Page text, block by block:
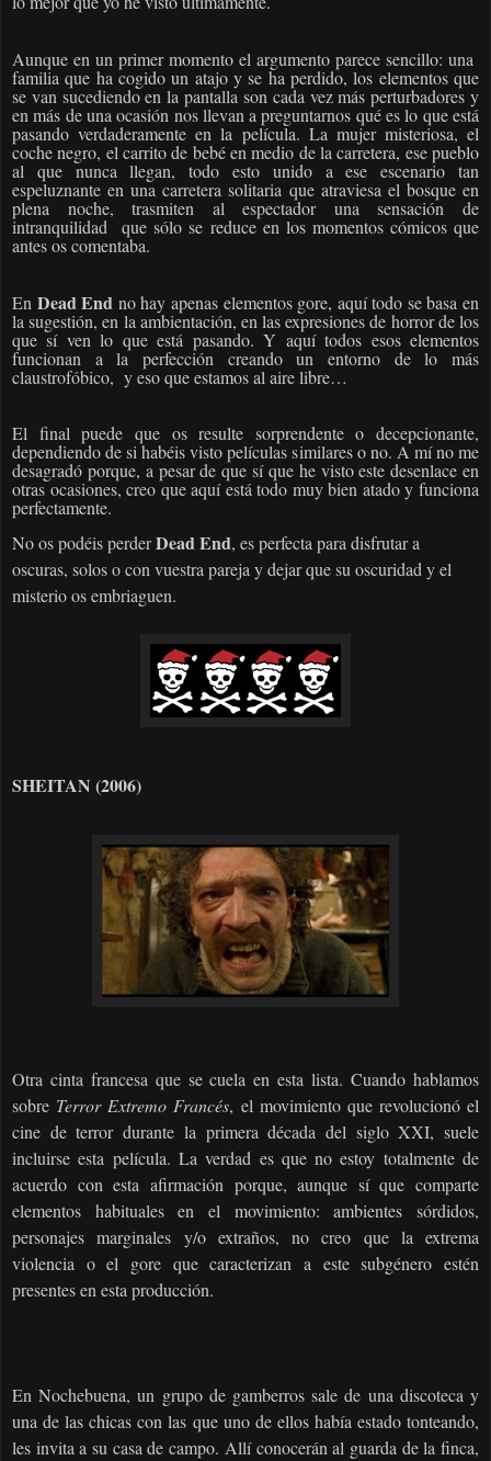
Aunque en un primer momento el argumento parece sencillo: una
familia que ha cogido un atajo y se ha perdido, los elementos que
se van sucediendo en la pantalla son cada vez más perturbadores y
en más de una ocasión nos llevan a preguntarnos qué es lo que está
pasando verdaderamente en la película. La mujer misteriosa, el
coche negro, el carrito de bebé en medio de la carretera, ese pueblo
al que nunca llegan, todo esto unido a ese escenario tan
espeluznante en una carretera solitaria que atraviesa el bosque en
plena noche, trasmiten al espectador una sensación de
intranquilidad
que sólo se reduce en los momentos cómicos que
antes os comentaba.
En Dead End no hay apenas elementos gore, aquí todo se basa en
la sugestión, en la ambientación, en las expresiones de horror de los
que sí ven lo que está pasando. Y aquí todos esos elementos
funcionan a la perfección creando un entorno de lo más
claustrofóbico, y eso que estamos al aire libre…
El final puede que os resulte sorprendente o decepcionante,
dependiendo de si habéis visto películas similares o no. A mí no me
desagradó porque, a pesar de que sí que he visto este desenlace en
otras ocasiones, creo que aquí está todo muy bien atado y funciona
perfectamente.
No os podéis perderDead End, es perfecta para disfrutar a
oscuras, solos o con vuestra pareja y dejar que su oscuridad y el
misterio os embriaguen.
SHEITAN (2006)
Otra cinta francesa que se cuela en esta lista. Cuando hablamos
sobre Terror Extremo Francés, el movimiento que revolucionó el
cine de terror durante la primera década del siglo XXI, suele
incluirse esta película. La verdad es que no estoy totalmente de
acuerdo con esta afirmación porque, aunque sí que comparte
elementos habituales en el movimiento: ambientes sórdidos,
personajes marginales y/o extraños, no creo que la extrema
violencia o el gore que caracterizan a este subgénero estén
presentes en esta producción.
En Nochebuena, un grupo de gamberros sale de una discoteca y
una de las chicas con las que uno de ellos había estado tonteando,
les invita a su casa de campo. Allí conocerán al guarda de la finca,